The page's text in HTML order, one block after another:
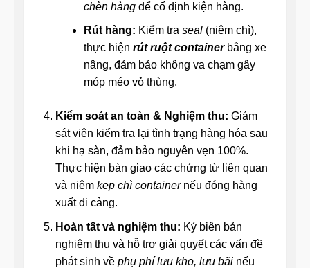
chèn hàngđể cố định kiện hàng.
Rút hàng: Kiểm tra seal(niêm chì),
thực hiện rút ruột containerbằng xe
nâng, đảm bảo không va chạm gây
móp méo vỏ thùng.
Kiểm soát an toàn & Nghiệm thu: Giám
sát viên kiểm tra lại tình trạng hàng hóa sau
khi hạ sàn, đảm bảo nguyên vẹn 100%.
Thực hiện bàn giao các chứng từ liên quan
và niêm kẹp chì containernếu đóng hàng
xuất đi cảng.
Hoàn tất và nghiệm thu: Ký biên bản
nghiệm thu và hỗ trợ giải quyết các vấn đề
phát sinh về phụ phí lưu kho, lưu bãinếu